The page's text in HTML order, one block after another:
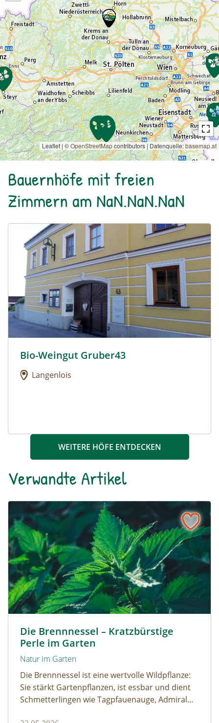
Leaflet | ©OpenStreetMapcontributors | Datenquelle:basemap.at
Bauernhöfe mit freien
Zimmern am NaN.NaN.NaN
Urlaub am Bauernhof: Bio-Weingut Gruber43
Urlaub am Bauernhof: Bio-Weingut Gruber43
Bio-Weingut Gruber43
Langenlois
WEITERE HÖFE ENTDECKEN
Verwandte Artikel
Die Brennnessel – Kratzbürstige
Perle im Garten
Natur im Garten
Die Brennnessel ist eine wertvolle Wildpflanze:
Sie stärkt Gartenpflanzen, ist essbar und dient
Schmetterlingen wie Tagpfauenauge, Admiral
Die Brennnessel – Kratzbürstige Perle im Garten